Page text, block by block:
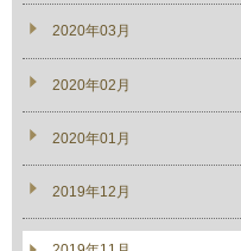
2020年03月
2020年02月
2020年01月
2019年12月